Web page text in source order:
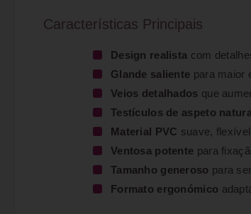
Características Principais
Design realista com
Glande saliente para maior
Veios detalhados que
Testículos de aspeto
Material PVC suave,
Ventosa potente para
Tamanho generoso para
Formato ergonómico